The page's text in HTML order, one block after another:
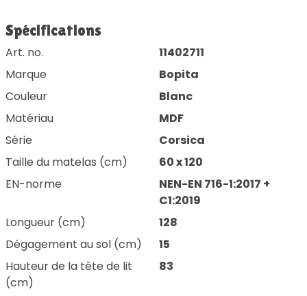
Spécifications
Art. no.
11402711
Marque
Bopita
Couleur
Blanc
Matériau
MDF
Série
Corsica
Taille du matelas (cm)
60 x 120
EN-norme
NEN-EN 716-1:2017 +
C1:2019
Longueur (cm)
128
Dégagement au sol (cm)
15
Hauteur de la tête de lit
(cm)
83